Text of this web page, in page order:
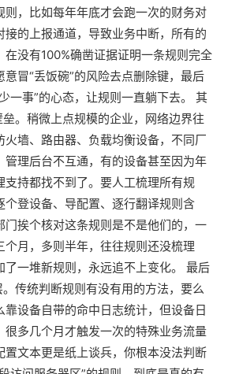
则，比如每年年底才会跑一次的财务对
接的上报通道，导致业务中断，所有的
没有100%确凿证据证明一条规则完全
冒“丢饭碗”的风险去点删除键，最后
一事”的心态，让规则一直躺下去。 其
垒。稍微上点规模的企业，网络边界往
火墙、路由器、负载均衡设备，不同厂
管理后台不互通，有的设备甚至因为年
支持都找不到了。要人工梳理所有规
个登设备、导配置、逐行翻译规则含
门挨个核对这条规则是不是他们的，一
个月，多则半年，往往规则还没梳理
了一堆新规则，永远追不上变化。 最后
。传统判断规则有没有用的方法，要么
设备自带的命中日志统计，但设备日
很多几个月才触发一次的特殊业务流量
置文本更是纸上谈兵，你根本没法判断